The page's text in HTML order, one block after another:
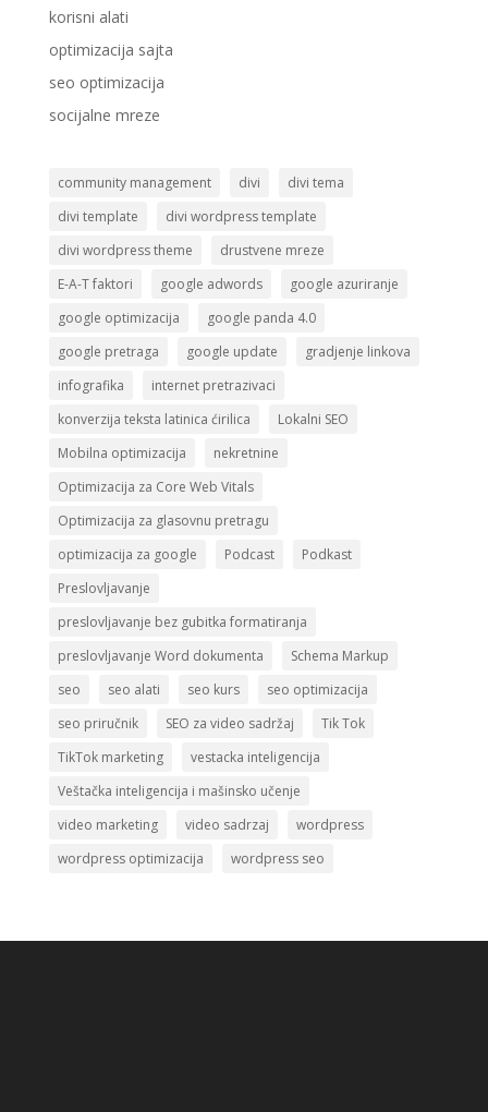
korisni alati
optimizacija sajta
seo optimizacija
socijalne mreze
community management divi
divi tema
divi template
divi wordpress template
divi wordpress theme
drustvene mreze
E-A-T faktori
google adwords
google azuriranje
google optimizacija
google panda 4.0
google pretraga
google update
gradjenje linkova
infografika
internet pretrazivaci
konverzija teksta latinica ćirilica
Lokalni SEO
Mobilna optimizacija
nekretnine
Optimizacija za Core Web Vitals
Optimizacija za glasovnu pretragu
optimizacija za google
Podcast
Podkast
Preslovljavanje
preslovljavanje bez gubitka formatiranja
preslovljavanje Word dokumenta
Schema Markup
seo
seo alati seo kurs
seo optimizacija
seo priručnik
SEO za video sadržaj
Tik Tok
TikTok marketing
vestacka inteligencija
Veštačka inteligencija i mašinsko učenje
video marketing
video sadrzaj
wordpress
wordpress optimizacija
wordpress seo